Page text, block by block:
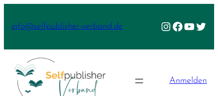
Inhalt
info@selfpublisher-verband.de Instagram
Facebook
Anmelden